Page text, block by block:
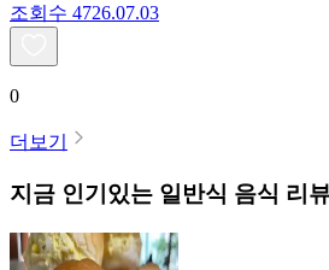
조회수 4726.07.03
0
더보기
지금 인기있는 일반식 음식 리